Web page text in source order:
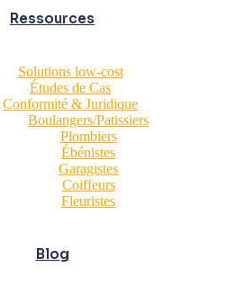
Ressources
Solutions low-cost
Études de Cas
Conformité & Juridique
Boulangers/Patissiers
Plombiers
Ébénistes
Garagistes
Coiffeurs
Fleuristes
Blog